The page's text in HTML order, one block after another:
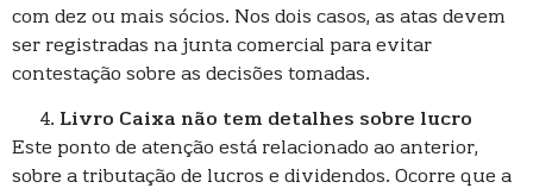
com dez ou mais sócios. Nos dois casos, as atas devem
ser registradas na junta comercial para evitar
contestação sobre as decisões tomadas.
Livro Caixa não tem detalhes sobre lucro
Este ponto de atenção está relacionado ao anterior,
sobre a tributação de lucros e dividendos. Ocorre que a